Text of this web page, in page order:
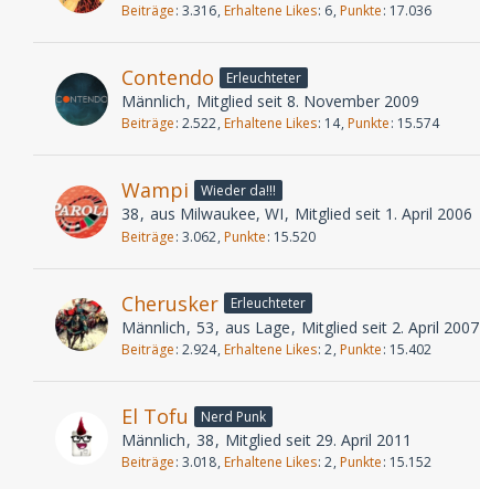
Beiträge 3.316 Erhaltene Likes 6 Punkte 17.036
Contendo Erleuchteter
Männlich Mitglied seit 8. November 2009
Beiträge 2.522 Erhaltene Likes 14 Punkte 15.574
Wampi Wieder da!!!
38 aus Milwaukee, WI Mitglied seit 1. April 2006
Beiträge 3.062 Punkte 15.520
Cherusker Erleuchteter
Männlich 53 aus Lage Mitglied seit 2. April 2007
Beiträge 2.924 Erhaltene Likes 2 Punkte 15.402
El Tofu Nerd Punk
Männlich 38 Mitglied seit 29. April 2011
Beiträge 3.018 Erhaltene Likes 2 Punkte 15.152